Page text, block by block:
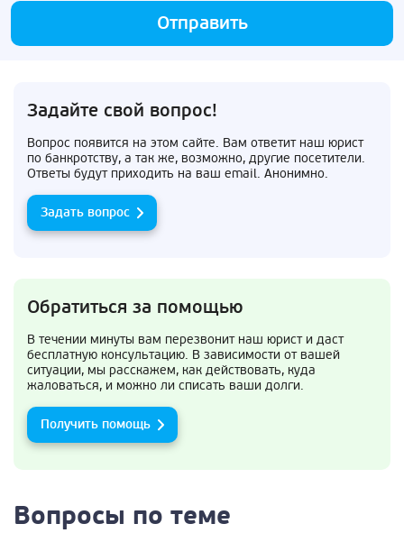
Отправить
Задайте свой вопрос!
Вопрос появится на этом сайте. Вам ответит наш юрист
по банкротству, а так же, возможно, другие посетители.
Ответы будут приходить на ваш email. Анонимно.
Задать вопрос
Обратиться за помощью
В течении минуты вам перезвонит наш юрист и даст
бесплатную консультацию. В зависимости от вашей
ситуации, мы расскажем, как действовать, куда
жаловаться, и можно ли списать ваши долги.
Получить помощь
Вопросы по теме